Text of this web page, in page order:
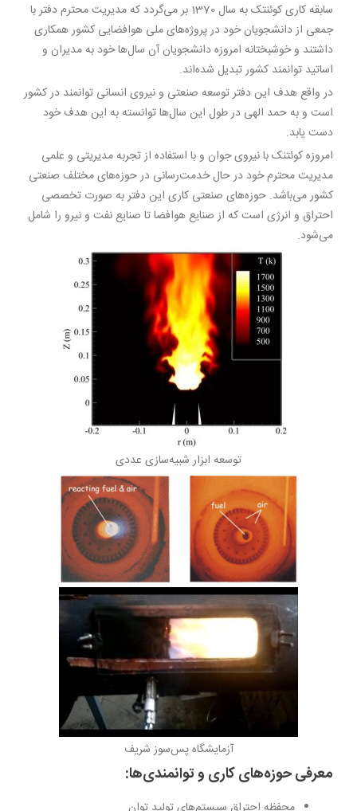
سابقه کاری کوئنتک به سال 1370 بر می‌گردد که مدیریت محترم دفتر با
جمعی از دانشجویان خود در پروژه‌های ملی هوافضایی کشور همکاری
داشتند و خوشبختانه امروزه دانشجویان آن سال‌ها خود به مدیران و
اساتید توانمند کشور تبدیل شده‌اند.
در واقع هدف این دفتر توسعه صنعتی و نیروی انسانی توانمند در کشور
است و به حمد الهی در طول این سال‌ها توانسته به این هدف خود
دست یابد.
امروزه کوئتنک با نیروی جوان و با استفاده از تجربه مدیریتی و علمی
مدیریت محترم خود در حال خدمت‌رسانی در حوزه‌های مختلف صنعتی
کشور می‌باشد. حوزه‌های صنعتی کاری این دفتر به صورت تخصصی
احتراق و انرژی است که از صنایع هوافضا تا صنایع نفت و نیرو را شامل
می‌شود.
توسعه ابزار شبیه‌سازی عددی
آزمایشگاه پس‌سوز شریف
معرفی حوزه‌های کاری و توانمندی‌ها: